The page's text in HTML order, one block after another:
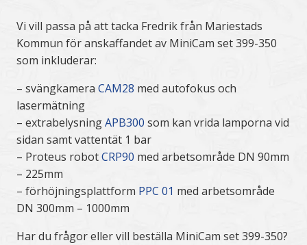
Vi vill passa på att tacka Fredrik från Mariestads
Kommun för anskaffandet av MiniCam set 399-350
som inkluderar:
– svängkamera CAM28 med autofokus och
lasermätning
– extrabelysningAPB300 som kan vrida lamporna vid
sidan samt vattentät 1 bar
– Proteus robotCRP90 med arbetsområde DN 90mm
– 225mm
– förhöjningsplattform PPC 01 med arbetsområde
DN 300mm – 1000mm
Har du frågor eller vill beställa MiniCam set 399-350?